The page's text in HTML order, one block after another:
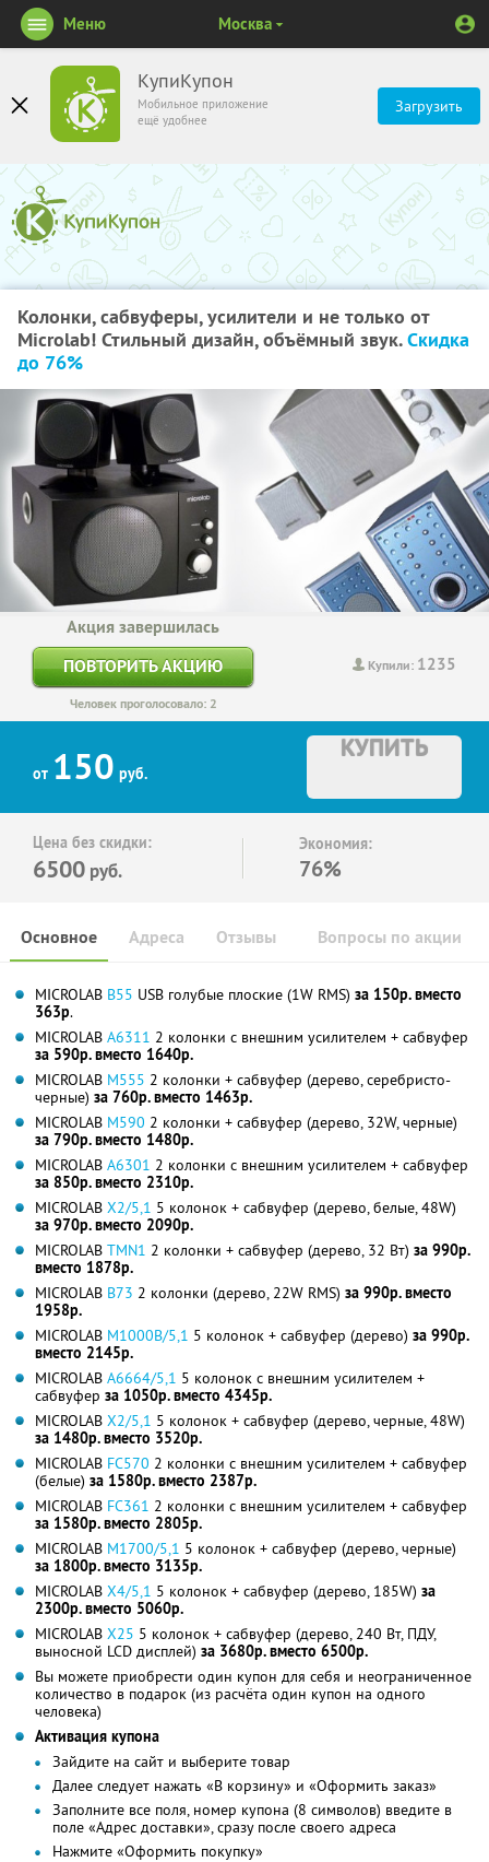
КупиКупон
Мобильное приложение
ещё удобнее
Загрузить
Меню Москва
Колонки, сабвуферы, усилители и не только от
Microlab! Стильный дизайн, объёмный звук.Скидка
до 76%
Купили: 1235
Акция завершилась
ПОВТОРИТЬ АКЦИЮ
Человек проголосовало: 2
от 150 руб.
КУПИТЬ
Цена без скидки:
6500 руб.
Экономия:
76%
Основное Отзывы Вопросы по акции
Адреса
MICROLAB B55 USB голубые плоские (1W RMS) за 150р. вместо
363р.
MICROLAB A6311 2 колонки с внешним усилителем + сабвуфер
за 590р. вместо 1640р.
MICROLAB M555 2 колонки + сабвуфер (дерево, серебристо-
черные) за 760р. вместо 1463р.
MICROLAB M590 2 колонки + сабвуфер (дерево, 32W, черные)
за 790р. вместо 1480р.
MICROLAB A6301 2 колонки с внешним усилителем + сабвуфер
за 850р. вместо 2310р.
MICROLAB X2/5,1 5 колонок + сабвуфер (дерево, белые, 48W)
за 970р. вместо 2090р.
MICROLAB TMN1 2 колонки + сабвуфер (дерево, 32 Вт) за 990р.
вместо 1878р.
MICROLAB B73 2 колонки (дерево, 22W RMS) за 990р. вместо
1958р.
MICROLAB M1000B/5,1 5 колонок + сабвуфер (дерево) за 990р.
вместо 2145р.
MICROLAB A6664/5,1 5 колонок с внешним усилителем +
сабвуфер за 1050р. вместо 4345р.
MICROLAB X2/5,1 5 колонок + сабвуфер (дерево, черные, 48W)
за 1480р. вместо 3520р.
MICROLAB FC570 2 колонки с внешним усилителем + сабвуфер
(белые) за 1580р. вместо 2387р.
MICROLAB FC361 2 колонки с внешним усилителем + сабвуфер
за 1580р. вместо 2805р.
MICROLAB M1700/5,1 5 колонок + сабвуфер (дерево, черные)
за 1800р. вместо 3135р.
MICROLAB X4/5,1 5 колонок + сабвуфер (дерево, 185W) за
2300р. вместо 5060р.
MICROLAB X25 5 колонок + сабвуфер (дерево, 240 Вт, ПДУ,
выносной LCD дисплей) за 3680р. вместо 6500р.
Вы можете приобрести один купон для себя и неограниченное
количество в подарок (из расчёта один купон на одного
человека)
Активация купона
Зайдите на сайт и выберите товар
Далее следует нажать «В корзину» и «Оформить заказ»
Заполните все поля, номер купона (8 символов) введите в
поле «Адрес доставки», сразу после своего адреса
Нажмите «Оформить покупку»